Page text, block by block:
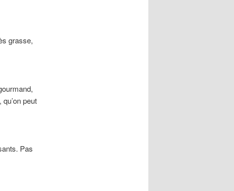
grasse,
peut
Pas